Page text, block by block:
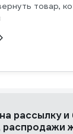
товар,
на рассылкуи
распродажи